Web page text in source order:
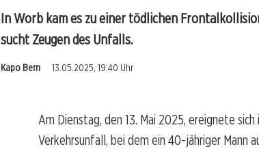
In Worb kam es zu einer tödlichen
sucht Zeugen des Unfalls.
Kapo Bern 13.05.2025, 19:40 Uhr
Am Dienstag, den 13. Mai 2025, ereignete
Verkehrsunfall, bei dem ein 40-jähriger Mann